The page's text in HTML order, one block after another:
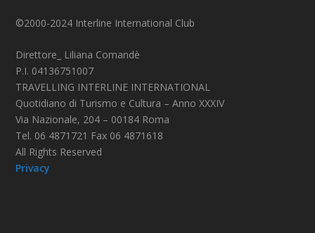
©2000-2024 Interline International Club
Direttore_ Liliana Comandè
P.I. 04136751007
TRAVELLING INTERLINE INTERNATIONAL
Quotidiano di Turismo e Cultura – Anno XXXIV
Via Nazionale, 204 – 00184 Roma
Tel. 06 4871721 Fax 06 4871618
All Rights Reserved
Privacy